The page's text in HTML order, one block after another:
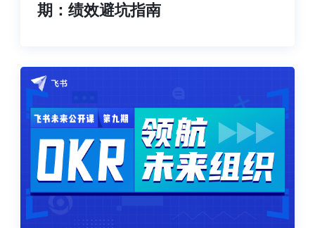
期：绩效避坑指南